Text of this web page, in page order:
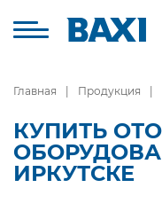
Главная Продукция
КУПИТЬ
ИРКУТСКЕ